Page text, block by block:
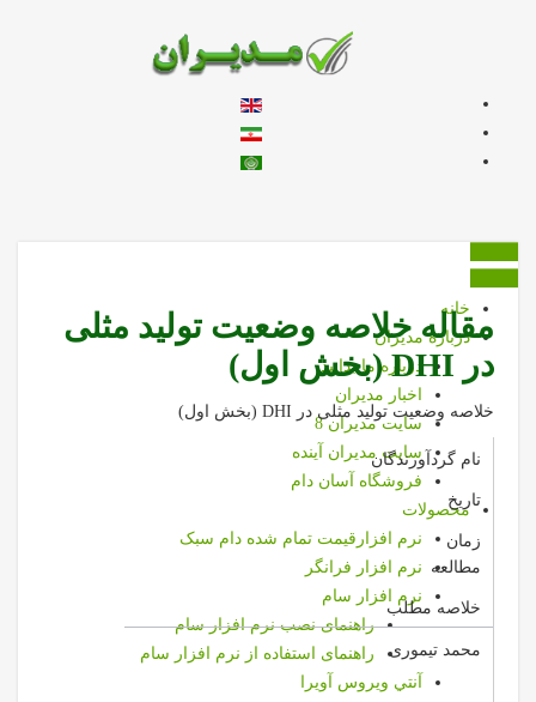
زبان خود را انتخاب کنید
خانه
درباره مديران
درباره ما بدانيد
اخبار مديران
سايت مديران 8
سايت مديران آينده
فروشگاه آسان دام
محصولات
نرم افزارقیمت تمام شده دام سبک
نرم افزار فرانگر
نرم افزار سام
راهنمای نصب نرم افزار سام
راهنمای استفاده از نرم افزار سام
آنتي ويروس آويرا
مقاله خلاصه وضعیت تولید مثلی
در DHI (بخش اول)
خلاصه وضعیت تولید مثلی در DHI (بخش اول)
نام گردآورندگان
تاریخ
زمان
مطالعه
خلاصه مطلب
محمد تیموری